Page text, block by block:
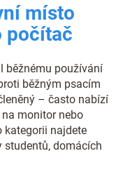
místo
počítač
běžnému používání
běžným psacím
– často nabízí
monitor nebo
kategorii najdete
studentů, domácích